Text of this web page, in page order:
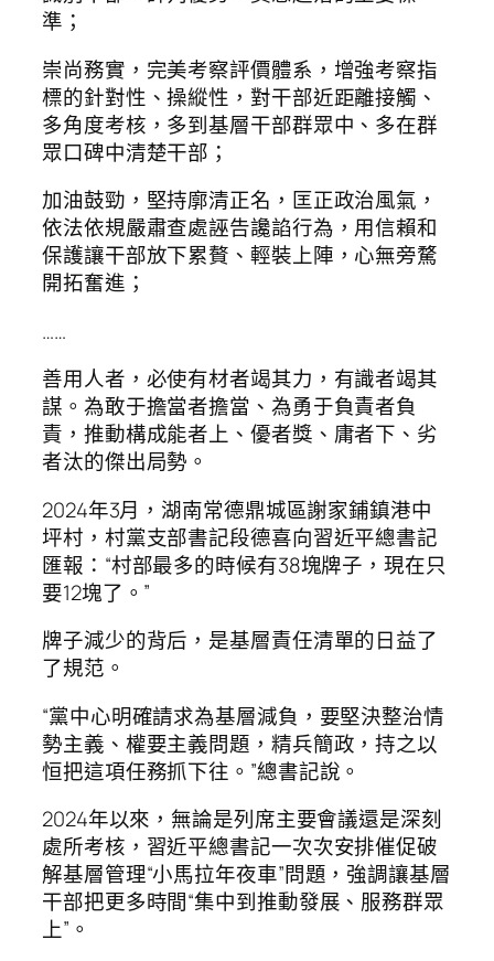
準；
崇尚務實，完美考察評價體系，增強考察指
標的針對性、操縱性，對干部近距離接觸、
多角度考核，多到基層干部群眾中、多在群
眾口碑中清楚干部；
加油鼓勁，堅持廓清正名，匡正政治風氣，
依法依規嚴肅查處誣告讒諂行為，用信賴和
保護讓干部放下累贅、輕裝上陣，心無旁騖
開拓奮進；
……
善用人者，必使有材者竭其力，有識者竭其
謀。為敢于擔當者擔當、為勇于負責者負
責，推動構成能者上、優者獎、庸者下、劣
者汰的傑出局勢。
2024年3月，湖南常德鼎城區謝家鋪鎮港中
坪村，村黨支部書記段德喜向習近平總書記
匯報：“村部最多的時候有38塊牌子，現在只
要12塊了。”
牌子減少的背后，是基層責任清單的日益了
了規范。
“黨中心明確請求為基層減負，要堅決整治情
勢主義、權要主義問題，精兵簡政，持之以
恒把這項任務抓下往。”總書記說。
2024年以來，無論是列席主要會議還是深刻
處所考核，習近平總書記一次次安排催促破
解基層管理“小馬拉年夜車”問題，強調讓基層
干部把更多時間“集中到推動發展、服務群眾
上”。